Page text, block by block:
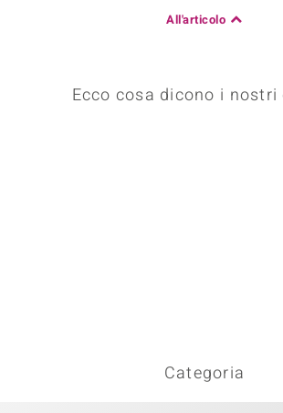
All'articolo
Ecco cosa dicono i nostri
Categoria